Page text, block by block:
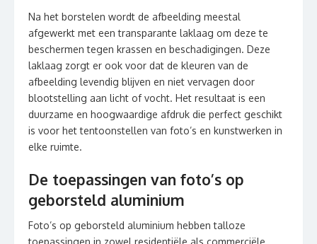
Na het borstelen wordt de afbeelding meestal
afgewerkt met een transparante laklaag om deze te
beschermen tegen krassen en beschadigingen. Deze
laklaag zorgt er ook voor dat de kleuren van de
afbeelding levendig blijven en niet vervagen door
blootstelling aan licht of vocht. Het resultaat is een
duurzame en hoogwaardige afdruk die perfect geschikt
is voor het tentoonstellen van foto’s en kunstwerken in
elke ruimte.
De toepassingen van foto’s op
geborsteld aluminium
Foto’s op geborsteld aluminium hebben talloze
toepassingen in zowel residentiële als commerciële